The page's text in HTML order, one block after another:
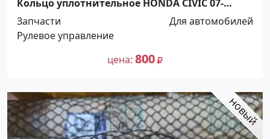
Кольцо уплотнительное HONDA CIVIC 07-
рулевой рейки Краснодар
Запчасти
Для автомобилей
Рулевое управление
цена 800